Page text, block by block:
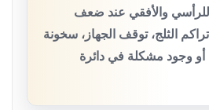
والأفقي عند ضعف
تراكم الثلج، توقف الجهاز، سخونة
أو وجود مشكلة في دائرة